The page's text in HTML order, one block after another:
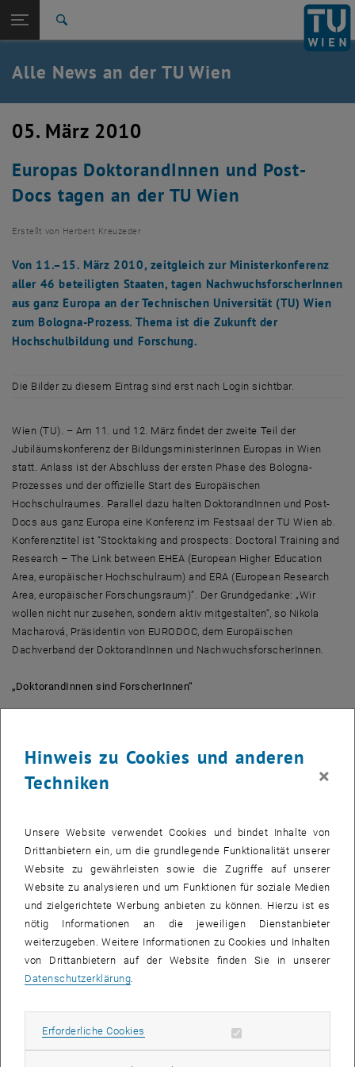
TU Login
Quicklinks
Quicklinks-Menü umschalten
Studium
Karriere
Zurück: Subseiten von TU Wien Startseite auflisten
Zurück zur letzten Ebene:
TU Wien Startseite
Übersicht
Alle News an der TU Wien
05. März 2010
Europas DoktorandInnen und Post-
Docs tagen an der TU Wien
Erstellt von Herbert Kreuzeder
Von 11.–15. März 2010, zeitgleich zur Ministerkonferenz
aller 46 beteiligten Staaten, tagen NachwuchsforscherInnen
aus ganz Europa an der Technischen Universität (TU) Wien
zum Bologna-Prozess. Thema ist die Zukunft der
Hochschulbildung und Forschung.
Die Bilder zu diesem Eintrag sind erst nach Login sichtbar.
Wien (TU). – Am 11. und 12. März findet der zweite Teil der
Jubiläumskonferenz der BildungsministerInnen Europas in Wien
statt. Anlass ist der Abschluss der ersten Phase des Bologna-
Prozesses und der offizielle Start des Europäischen
Hochschulraumes. Parallel dazu halten DoktorandInnen und Post-
Docs aus ganz Europa eine Konferenz im Festsaal der TU Wien ab.
Konferenztitel ist “Stocktaking and prospects: Doctoral Training and
Research – The Link between EHEA (European Higher Education
Area, europäischer Hochschulraum) and ERA (European Research
Area, europäischer Forschungsraum)”. Der Grundgedanke: „Wir
wollen nicht nur zusehen, sondern aktiv mitgestalten“, so Nikola
Macharová, Präsidentin von EURODOC, dem Europäischen
Dachverband der DoktorandInnen und NachwuchsforscherInnen.
„DoktorandInnen sind ForscherInnen“
Hutfless, Präsidentin von doktorat.at. Eröffnet wird die Konferenz
von Peter Skalicky, Rektor der TU Wien. Derzeit gibt es an der TU
Doktoratskollegs sieht Skalicky als vielversprechende Innovation.
Die Mitgliedsorganisationen von Eurodoc werden während der
Konferenz, eine kritische Bilanz ziehen zu den wissenschafts- und
forschungspolitischen Jubiläen, die 2010 begangen werden: 10
Jahre Lissabon-Agenda, 10 Jahre Bologna-Prozess, 5 Jahre
Doktorat im Bologna-Prozess, 5 Jahre „European Charter for
Researchers“.
Workshop) werden die rund 200 TeilnehmerInnen gemeinsam mit
hochrangigen ProponentInnen der Europäischen Forschungs- und
Bildungspolitik Themen zur Zukunft des Doktorats diskutieren.
Hinweis zu Cookies und anderen
Techniken
×
Unsere Website verwendet Cookies und bindet Inhalte von
Drittanbietern ein, um die grundlegende Funktionalität unserer
Website zu gewährleisten sowie die Zugriffe auf unserer
Website zu analysieren und um Funktionen für soziale Medien
und zielgerichtete Werbung anbieten zu können. Hierzu ist es
nötig Informationen an die jeweiligen Dienstanbieter
weiterzugeben. Weitere Informationen zu Cookies und Inhalten
von Drittanbietern auf der Website finden Sie in unserer
Datenschutzerklärung
Erforderliche Cookies Erforderliche Cookies zulassen